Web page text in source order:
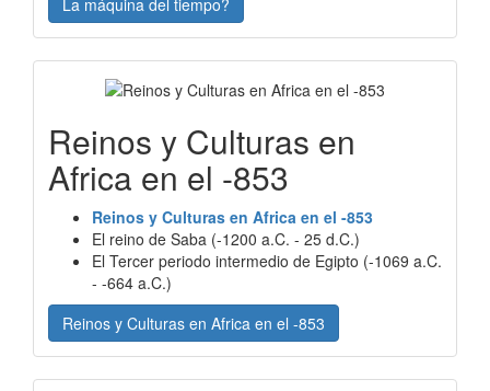
La máquina del tiempo?
Reinos y Culturas en
Africa en el -853
Reinos y Culturas en Africa en el -853
El reino de Saba (-1200 a.C. - 25 d.C.)
El Tercer periodo intermedio de Egipto (-1069 a.C.
- -664 a.C.)
Reinos y Culturas en Africa en el -853